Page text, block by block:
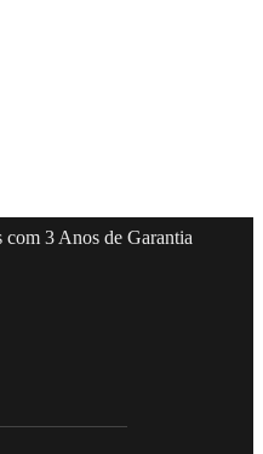
com 3 Anos de Garantia